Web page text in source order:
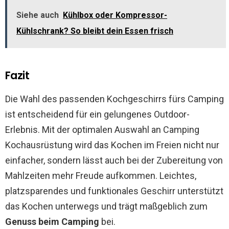
Siehe auch Kühlbox oder Kompressor-
Kühlschrank? So bleibt dein Essen frisch
Fazit
Die Wahl des passenden Kochgeschirrs fürs Camping
ist entscheidend für ein gelungenes Outdoor-
Erlebnis. Mit der optimalen Auswahl an Camping
Kochausrüstung wird das Kochen im Freien nicht nur
einfacher, sondern lässt auch bei der Zubereitung von
Mahlzeiten mehr Freude aufkommen. Leichtes,
platzsparendes und funktionales Geschirr unterstützt
das Kochen unterwegs und trägt maßgeblich zum
Genuss beim Camping bei.